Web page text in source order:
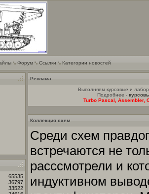
Форум Ссылки Категории новостей
65535
36797
33522
Реклама
Выполняем курсовые и
Подробнее -
Turbo Pascal, Assembler,
Коллекция схем
Среди схем
встречаются не
расссмотрели и
индуктивном